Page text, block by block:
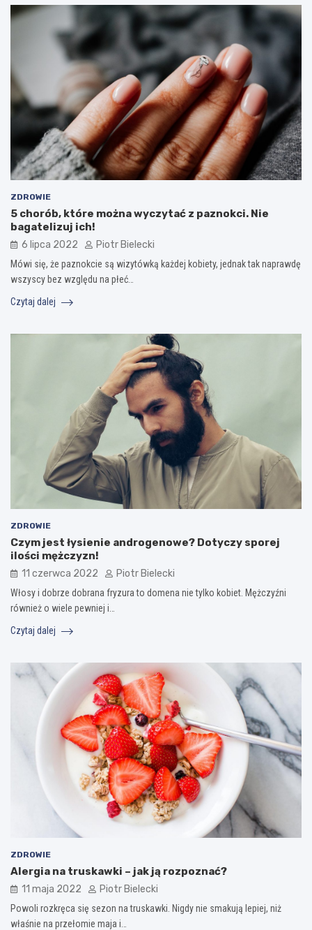
ZDROWIE
5 chorób, które można wyczytać z paznokci. Nie
bagatelizuj ich!
6 lipca 2022 Piotr Bielecki
Mówi się, że paznokcie są wizytówką każdej kobiety, jednak tak naprawdę
wszyscy bez względu na płeć…
Czytaj dalej
ZDROWIE
Czym jest łysienie androgenowe? Dotyczy sporej
ilości mężczyzn!
11 czerwca 2022 Piotr Bielecki
Włosy i dobrze dobrana fryzura to domena nie tylko kobiet. Mężczyźni
również o wiele pewniej i…
Czytaj dalej
ZDROWIE
Alergia na truskawki – jak ją rozpoznać?
11 maja 2022 Piotr Bielecki
Powoli rozkręca się sezon na truskawki. Nigdy nie smakują lepiej, niż
właśnie na przełomie maja i…